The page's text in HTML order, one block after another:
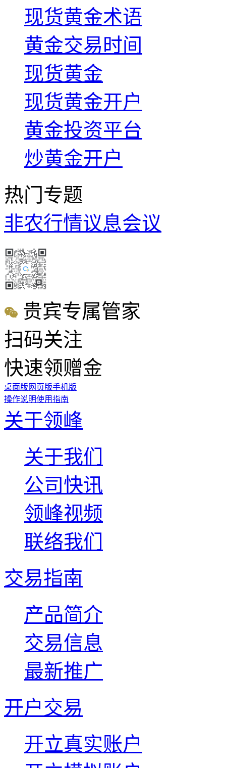
现货黄金术语
黄金交易时间
现货黄金
现货黄金开户
黄金投资平台
炒黄金开户
热门专题
非农行情议息会议
贵宾专属管家
扫码关注
快速领赠金
桌面版 网页版手机版
操作说明使用指南
关于领峰
关于我们
公司快讯
领峰视频
联络我们
交易指南
产品简介
交易信息
最新推广
开户交易
开立真实账户